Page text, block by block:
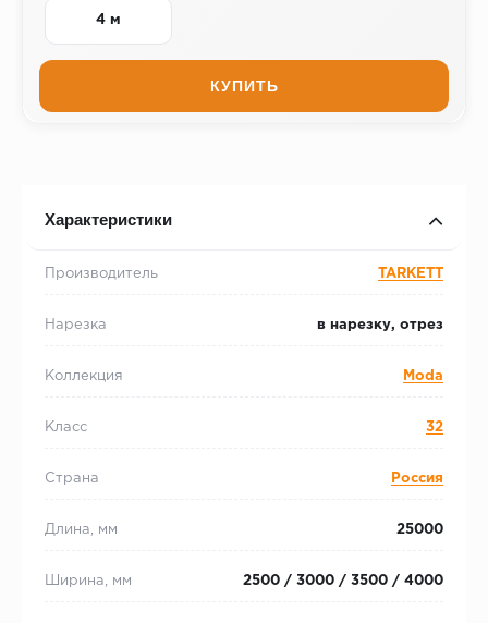
4 м
КУПИТЬ
Характеристики
Производитель TARKETT
Нарезка в нарезку, отрез
Коллекция Moda
Класс 32
Страна Россия
Длина, мм 25000
Ширина, мм 2500 / 3000 / 3500 / 4000